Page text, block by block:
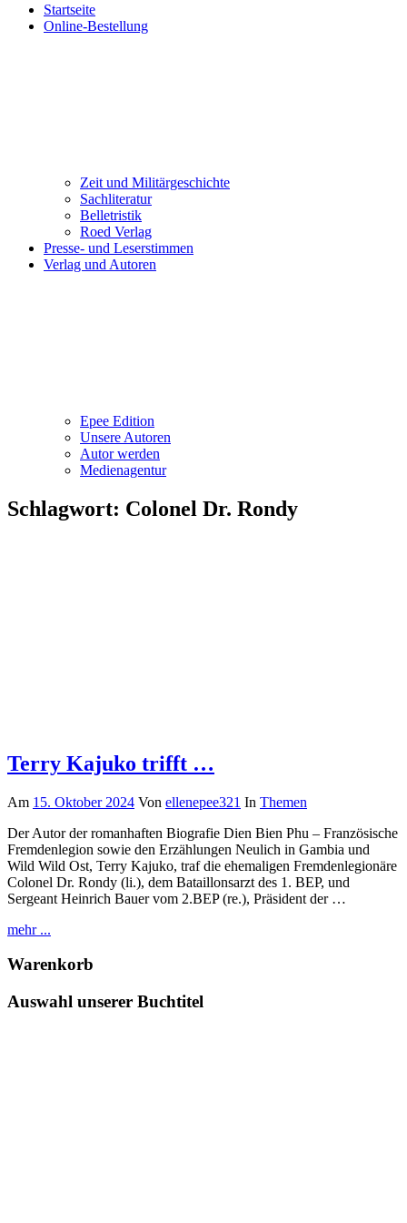
Startseite
Online-Bestellung
Zeit und Militärgeschichte
Sachliteratur
Belletristik
Roed Verlag
Presse- und Leserstimmen
Verlag und Autoren
Epee Edition
Unsere Autoren
Autor werden
Medienagentur
Schlagwort: Colonel Dr. Rondy
Terry Kajuko trifft …
Am 15. Oktober 2024 Von ellenepee321 In Themen
Der Autor der romanhaften Biografie Dien Bien Phu – Französische
Fremdenlegion sowie den Erzählungen Neulich in Gambia und
Wild Wild Ost, Terry Kajuko, traf die ehemaligen Fremdenlegionäre
Colonel Dr. Rondy (li.), dem Bataillonsarzt des 1. BEP, und
Sergeant Heinrich Bauer vom 2.BEP (re.), Präsident der …
mehr ...
Warenkorb
Auswahl unserer Buchtitel